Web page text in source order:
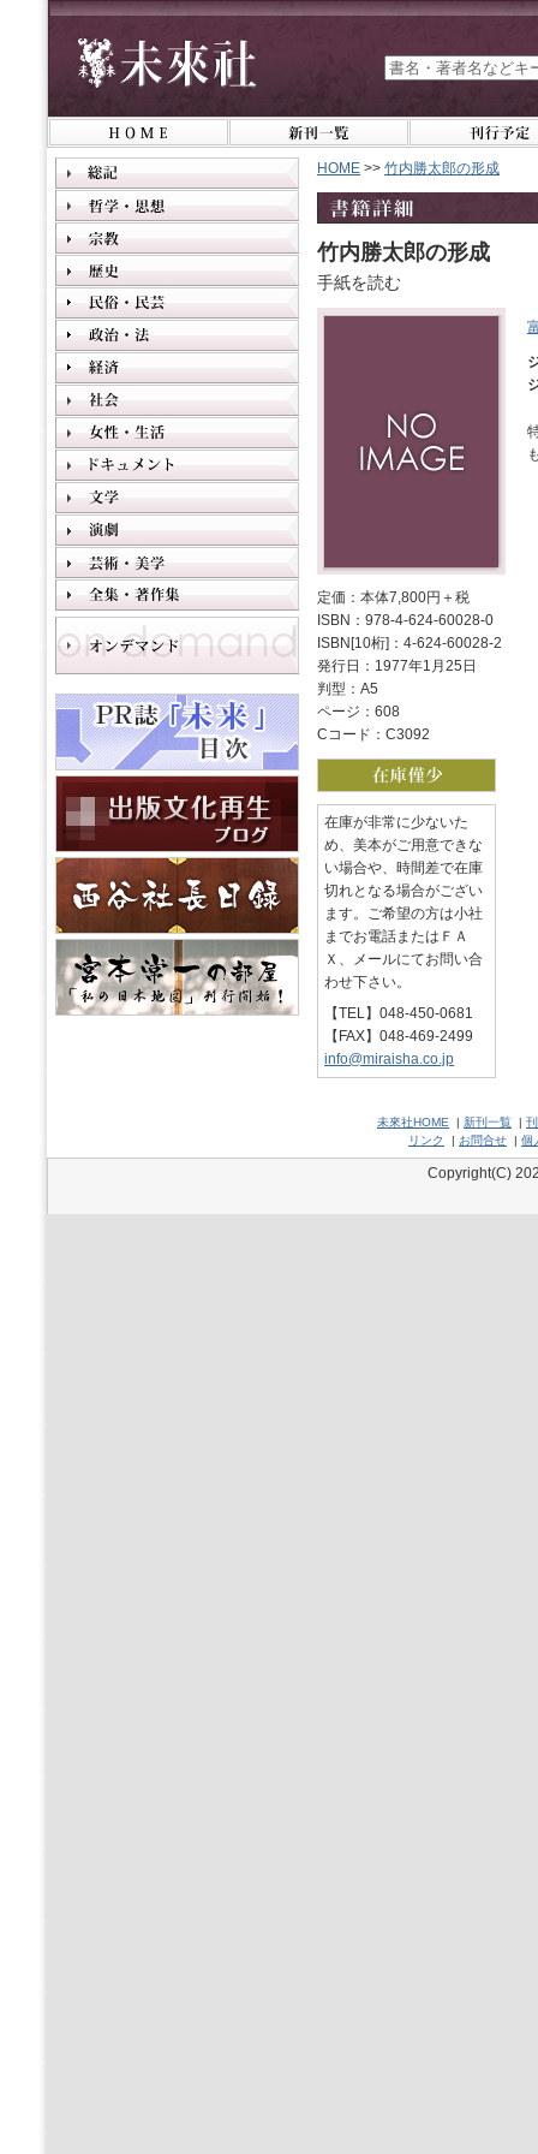
HOME >> 竹内勝太郎の形成
竹内勝太郎の形成
手紙を読む
定価：本体7,800円＋税
ISBN：978-4-624-60028-0
ISBN[10桁]：4-624-60028-2
発行日：1977年1月25日
判型：A5
ページ：608
Cコード：C3092
在庫が非常に少ないた
め、美本がご用意できな
い場合や、時間差で在庫
切れとなる場合がござい
ます。ご希望の方は小社
までお電話またはＦＡ
Ｘ、メールにてお問い合
わせ下さい。
【TEL】048-450-0681
【FAX】048-469-2499
info@miraisha.co.jp
未來社HOME | 新刊一覧 |
リンク
| お問合せ | 個
Copyright(C)